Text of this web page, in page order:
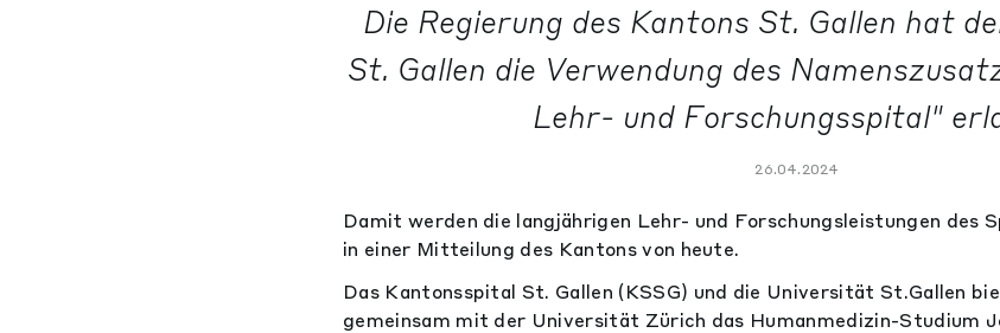
Die Regierung des Kantons St. Gallen hat
St. Gallen die Verwendung des
Lehr- und Forschungsspital"
26.04.2024
Damit werden die langjährigen Lehr- und Forschungsleistungen des
in einer Mitteilung des Kantons von heute.
Das Kantonsspital St. Gallen (KSSG) und die Universität St.Gallen
gemeinsam mit der Universität Zürich das Humanmedizin-Studium